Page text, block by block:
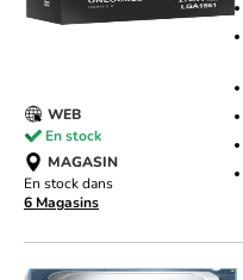
WEB
En stock
MAGASIN
En stock dans
6 Magasins